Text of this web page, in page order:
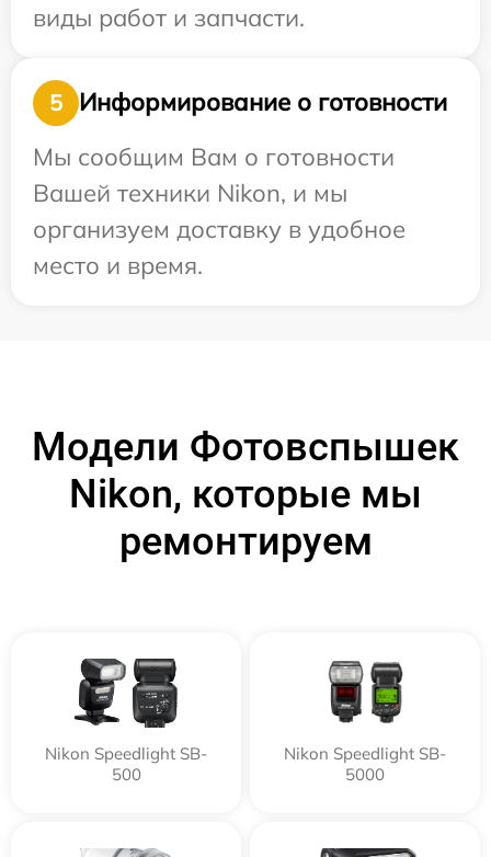
виды работ и запчасти.
5
Информирование о готовности
Мы сообщим Вам о готовности
Вашей техники Nikon, и мы
организуем доставку в удобное
место и время.
Модели Фотовспышек
Nikon, которые мы
ремонтируем
Nikon Speedlight SB-
500
Nikon Speedlight SB-
5000